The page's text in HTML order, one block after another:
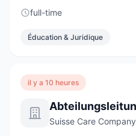
full-time
Éducation & Juridique
il y a 10 heures
Suisse Care Company